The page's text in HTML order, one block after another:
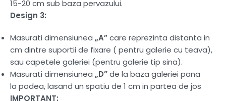
15-20 cm sub baza pervazului.
Design 3:
Masurati dimensiunea „A”care reprezinta distanta in
cm dintre suportii de fixare ( pentru galerie cu teava),
sau capetele galeriei (pentru galerie tip sina).
Masurati dimensiunea „D”de la baza galeriei pana
la podea, lasand un spatiu de 1 cm in partea de jos
IMPORTANT: